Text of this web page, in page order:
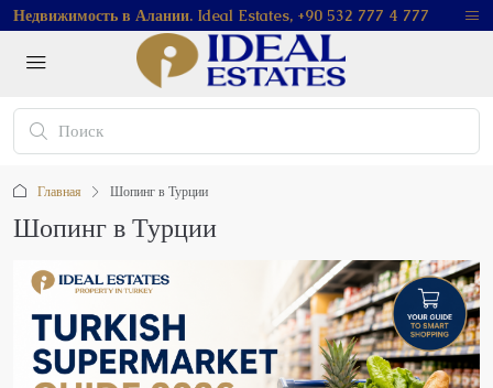
Недвижимость в Алании. Ideal Estates, +90 532 777 4 777
Главная Шопинг в Турции
Шопинг в Турции